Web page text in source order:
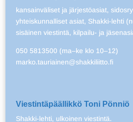
kansainväliset ja järjestöasiat,
yhteiskunnalliset asiat, Shakki-lehti
sisäinen viestintä, kilpailu- ja
050 5813500 (ma–ke klo 10–12)
marko.tauriainen@shakkiliitto.fi
Viestintäpäällikkö Toni Pönniö
Shakki-lehti, ulkoinen viestintä.